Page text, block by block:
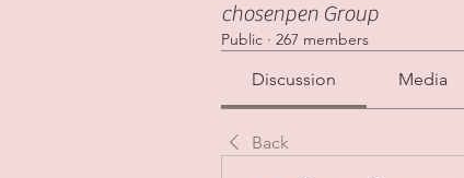
chosenpen Group
Public · 267 members
Discussion Media
Back